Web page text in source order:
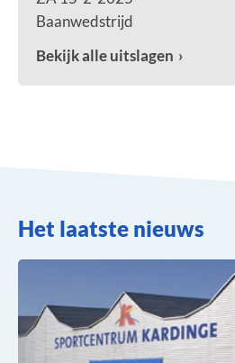
Baanwedstrijd
Bekijk alle uitslagen
Het laatste nieuws